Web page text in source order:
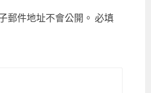
郵件地址不會公開。 必填